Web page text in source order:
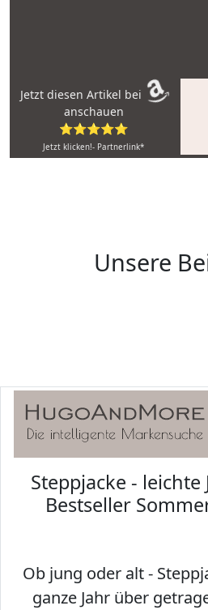
Jetzt diesen Artikel bei
anschauen
⭐⭐⭐⭐⭐
Jetzt klicken!- Partnerlink*
Unsere
Steppjacke - leichte
Bestseller
Ob jung oder alt -
ganze Jahr über